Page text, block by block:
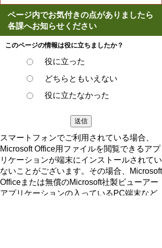
ページ内でお気付きの点がありましたら
各課へお知らせください
このページの情報は役に立ちましたか？
役に立った
どちらともいえない
役に立たなかった
スマートフォンでご利用されている場合、
Microsoft Office用ファイルを閲覧できるアプ
リケーションが端末にインストールされてい
ないことがございます。その場合、Microsoft
Officeまたは無償のMicrosoft社製ビューアー
アプリケーションの入っているPC端末など